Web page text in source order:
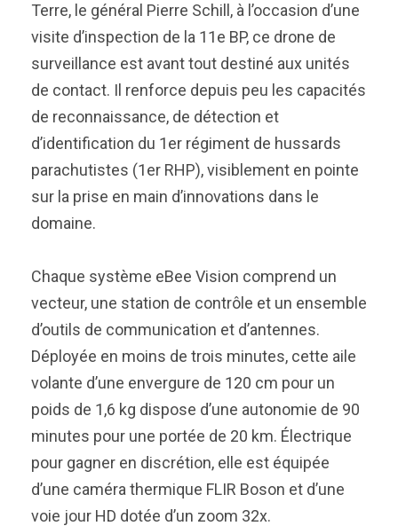
Terre, le général Pierre Schill, à l’occasion d’une
visite d’inspection de la 11e BP, ce drone de
surveillance est avant tout destiné aux unités
de contact. Il renforce depuis peu les capacités
de reconnaissance, de détection et
d’identification du 1er régiment de hussards
parachutistes (1er RHP), visiblement en pointe
sur la prise en main d’innovations dans le
domaine.
Chaque système eBee Vision comprend un
vecteur, une station de contrôle et un ensemble
d’outils de communication et d’antennes.
Déployée en moins de trois minutes, cette aile
volante d’une envergure de 120 cm pour un
poids de 1,6 kg dispose d’une autonomie de 90
minutes pour une portée de 20 km. Électrique
pour gagner en discrétion, elle est équipée
d’une caméra thermique FLIR Boson et d’une
voie jour HD dotée d’un zoom 32x.